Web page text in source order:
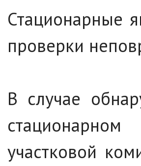
Стационарные
проверки
В случае
участковой